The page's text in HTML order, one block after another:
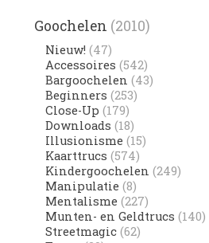
Goochelen (2010)
Nieuw! (47)
Accessoires (542)
Bargoochelen (43)
Beginners (253)
Close-Up (179)
Downloads (18)
Illusionisme (15)
Kaarttrucs (574)
Kindergoochelen (249)
Manipulatie (8)
Mentalisme (227)
Munten- en Geldtrucs (140)
Streetmagic (62)